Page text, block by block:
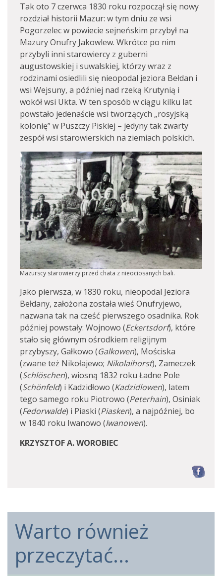
Tak oto 7 czerwca 1830 roku rozpoczął się nowy
rozdział historii Mazur: w tym dniu ze wsi
Pogorzelec w powiecie sejneńskim przybył na
Mazury Onufry Jakowlew. Wkrótce po nim
przybyli inni starowiercy z guberni
augustowskiej i suwalskiej, którzy wraz z
rodzinami osiedlili się nieopodal jeziora Bełdan i
wsi Wejsuny, a później nad rzeką Krutynią i
wokół wsi Ukta. W ten sposób w ciągu kilku lat
powstało jedenaście wsi tworzących „rosyjską
kolonię” w Puszczy Piskiej – jedyny tak zwarty
zespół wsi starowierskich na ziemiach polskich.
Mazurscy starowierzy przed chata z nieociosanych bali.
Jako pierwsza, w 1830 roku, nieopodal Jeziora
Bełdany, założona została wieś Onufryjewo,
nazwana tak na cześć pierwszego osadnika. Rok
później powstały: Wojnowo (Eckertsdorf), które
stało się głównym ośrodkiem religijnym
przybyszy, Gałkowo (Galkowen), Mościska
(zwane też Nikołajewo; Nikolaihorst), Zameczek
(Schlöschen), wiosną 1832 roku Ładne Pole
(Schönfeld) i Kadzidłowo (Kadzidlowen), latem
tego samego roku Piotrowo (Peterhain), Osiniak
(Fedorwalde) i Piaski (Piasken), a najpóźniej, bo
w 1840 roku Iwanowo (Iwanowen).
KRZYSZTOF A. WOROBIEC
Warto również
przeczytać...